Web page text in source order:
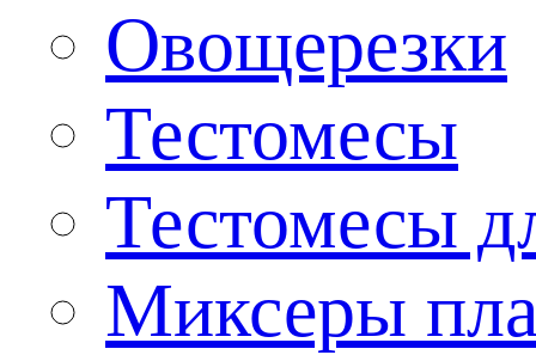
Овощерезки
Тестомесы
Тестомесы
Миксеры